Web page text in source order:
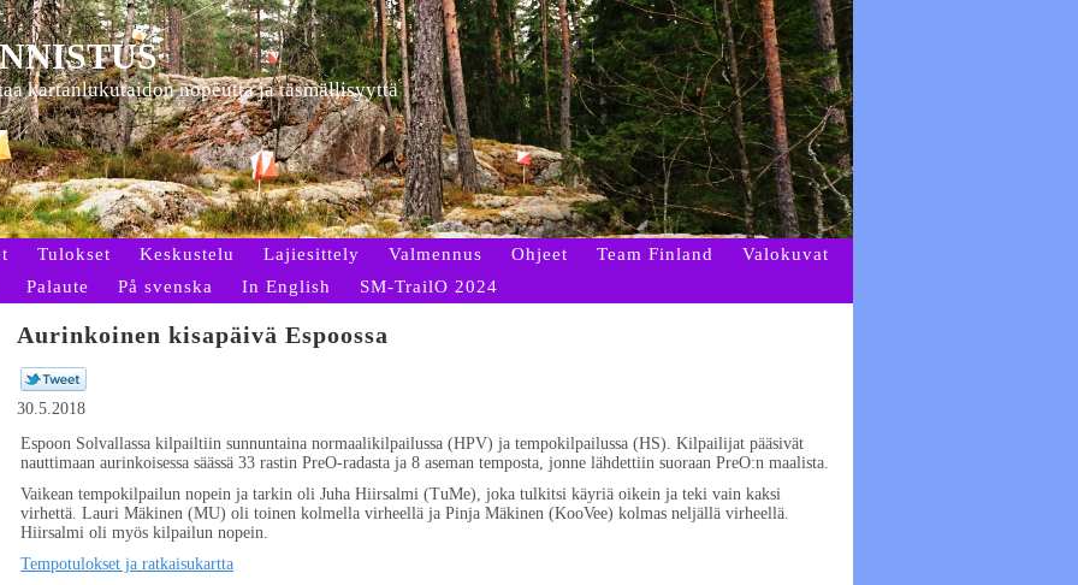
kartanlukutaidon nopeutta ja täsmällisyyttä
Tulokset Keskustelu Lajiesittely Valmennus Ohjeet Team Finland
Valokuvat
Palaute På svenska In English SM-TrailO 2024
Aurinkoinen kisapäivä Espoossa
30.5.2018
Espoon Solvallassa kilpailtiin sunnuntaina normaalikilpailussa (HPV) ja tempokilpailussa (HS). Kilpailijat pääsivät
nauttimaan aurinkoisessa säässä 33 rastin PreO-radasta ja 8 aseman temposta, jonne lähdettiin suoraan PreO:n maalista.
Vaikean tempokilpailun nopein ja tarkin oli Juha Hiirsalmi (TuMe), joka tulkitsi käyriä oikein ja teki vain kaksi
virhettä. Lauri Mäkinen (MU) oli toinen kolmella virheellä ja Pinja Mäkinen (KooVee) kolmas neljällä virheellä.
Hiirsalmi oli myös kilpailun nopein.
Tempotulokset ja ratkaisukartta